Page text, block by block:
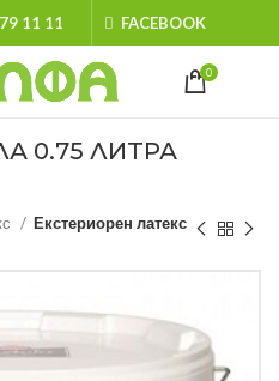
11 11 FACEBOOK
0
0.75 ЛИТРА
Екстериорен латекс